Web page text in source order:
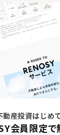
動産投資はじめ
会員限定で